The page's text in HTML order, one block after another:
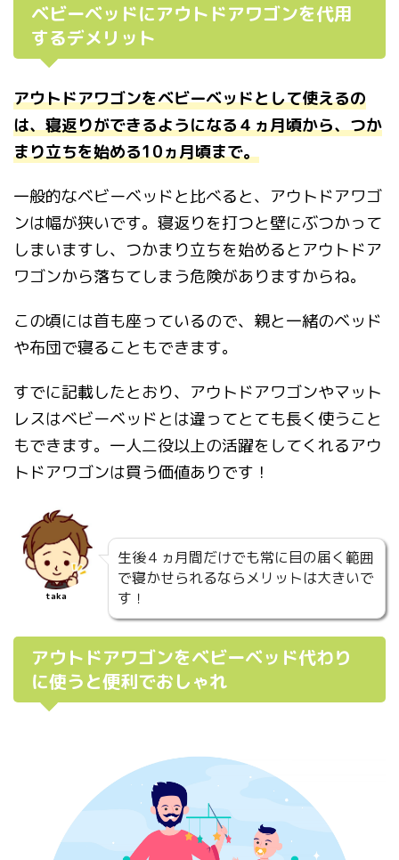
ベビーベッドにアウトドアワゴンを代用
するデメリット
アウトドアワゴンをベビーベッドとして使えるの
は、寝返りができるようになる４ヵ月頃から、つか
まり立ちを始める10ヵ月頃まで。
一般的なベビーベッドと比べると、アウトドアワゴ
ンは幅が狭いです。寝返りを打つと壁にぶつかって
しまいますし、つかまり立ちを始めるとアウトドア
ワゴンから落ちてしまう危険がありますからね。
この頃には首も座っているので、親と一緒のベッド
や布団で寝ることもできます。
すでに記載したとおり、アウトドアワゴンやマット
レスはベビーベッドとは違ってとても長く使うこと
もできます。一人二役以上の活躍をしてくれるアウ
トドアワゴンは買う価値ありです！
taka
生後４ヵ月間だけでも常に目の届く範囲
で寝かせられるならメリットは大きいで
す！
アウトドアワゴンをベビーベッド代わり
に使うと便利でおしゃれ